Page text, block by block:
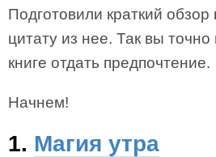
Подготовили краткий
цитату из нее. Так вы точно
книге отдать предпочтение.
Начнем!
1. Магия утра